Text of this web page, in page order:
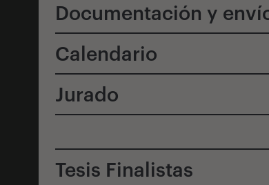
Documentación y
Calendario
Jurado
Tesis Finalistas